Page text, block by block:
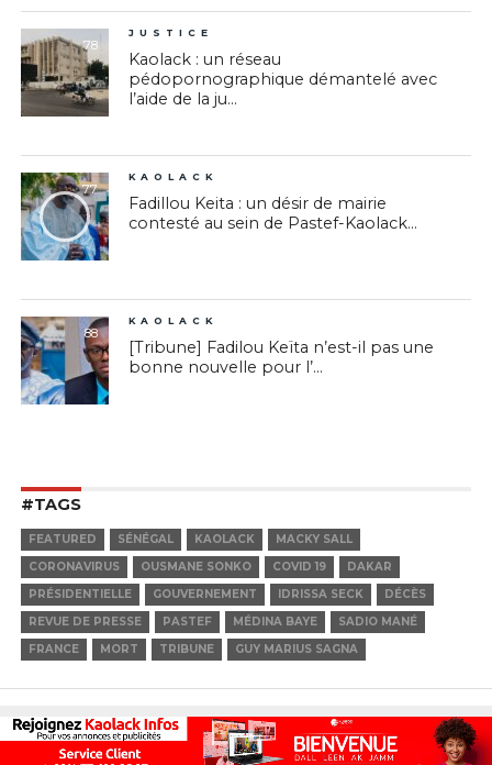
78
JUSTICE
Kaolack : un réseau
pédopornographique démantelé avec
l’aide de la ju...
77
KAOLACK
Fadillou Keita : un désir de mairie
contesté au sein de Pastef-Kaolack...
88
KAOLACK
[Tribune] Fadilou Keïta n’est-il pas une
bonne nouvelle pour l’...
#TAGS
FEATURED SÉNÉGAL KAOLACK
MACKY SALL
CORONAVIRUS
OUSMANE SONKO COVID 19
DAKAR
PRÉSIDENTIELLE
GOUVERNEMENT IDRISSA SECK
DÉCÈS
REVUE DE PRESSE
PASTEF MÉDINA BAYE
SADIO MANÉ
FRANCE
MORT TRIBUNE GUY MARIUS SAGNA